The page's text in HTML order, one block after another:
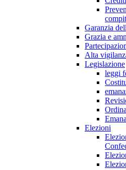
Garanzia
Grazia e
Alta
Legislazione
leggi
Elezioni